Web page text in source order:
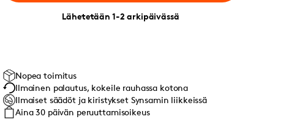
Lähetetään 1-2 arkipäivässä
Nopea toimitus
Ilmainen palautus, kokeile rauhassa kotona
Ilmaiset säädöt ja kiristykset Synsamin liikkeissä
Aina 30 päivän peruuttamisoikeus